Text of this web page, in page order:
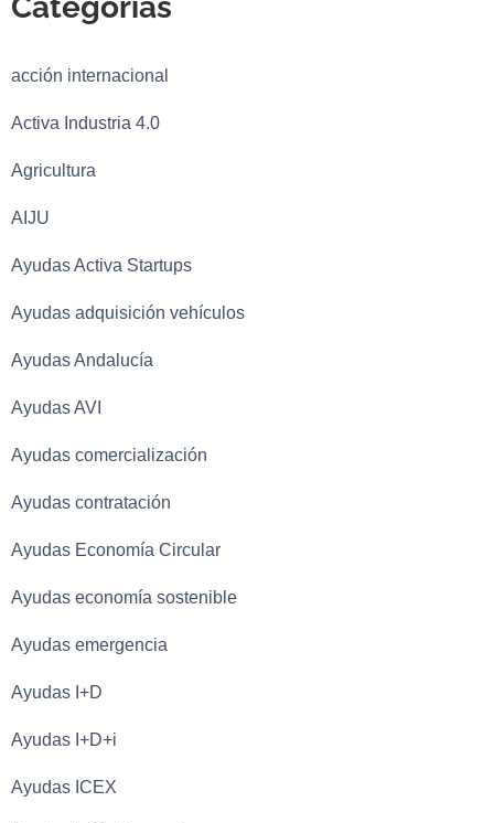
acción internacional
Activa Industria 4.0
Agricultura
AIJU
Ayudas Activa Startups
Ayudas adquisición vehículos
Ayudas Andalucía
Ayudas AVI
Ayudas comercialización
Ayudas contratación
Ayudas Economía Circular
Ayudas economía sostenible
Ayudas emergencia
Ayudas I+D
Ayudas I+D+i
Ayudas ICEX